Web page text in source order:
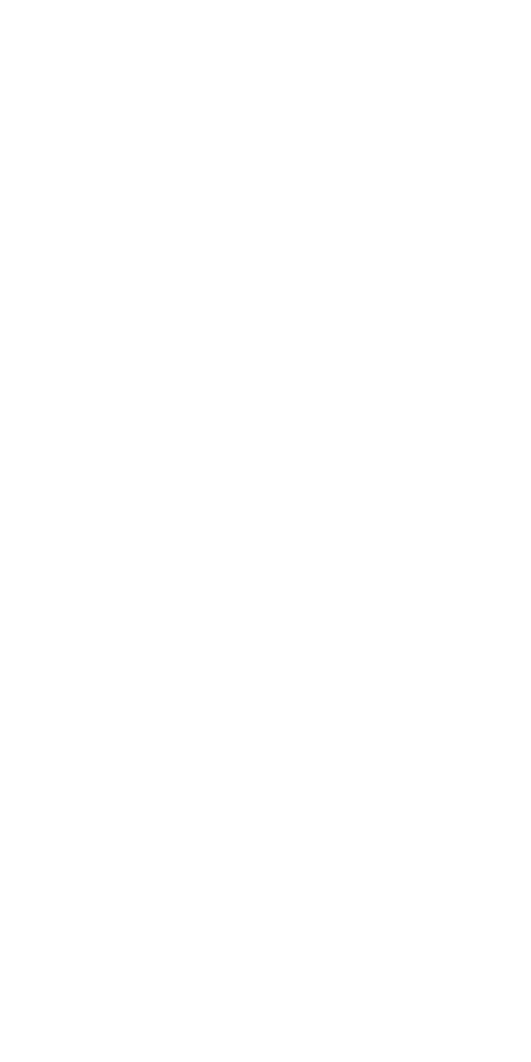
Importe a pagar:
aplicado
Aduanas...).
en las
o
acceder al
estudiadas en
Aéreo
para que